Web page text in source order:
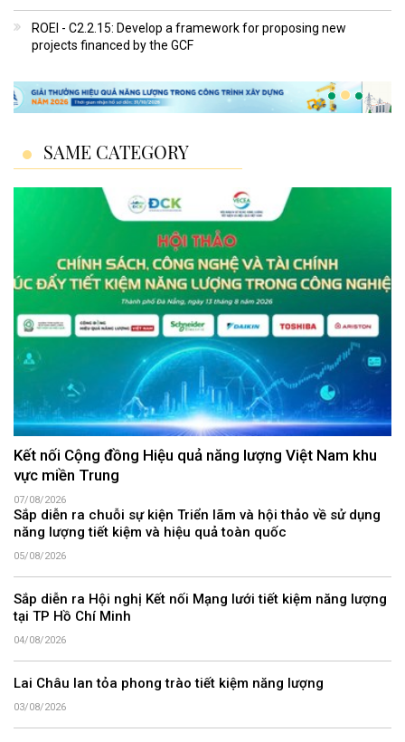
ROEI - C2.2.15: Develop a framework for proposing new
projects financed by the GCF
SAME CATEGORY
Kết nối Cộng đồng Hiệu quả năng lượng Việt Nam khu
vực miền Trung
07/08/2026
Sắp diễn ra chuỗi sự kiện Triển lãm và hội thảo về sử dụng
năng lượng tiết kiệm và hiệu quả toàn quốc
05/08/2026
Sắp diễn ra Hội nghị Kết nối Mạng lưới tiết kiệm năng lượng
tại TP Hồ Chí Minh
04/08/2026
Lai Châu lan tỏa phong trào tiết kiệm năng lượng
03/08/2026